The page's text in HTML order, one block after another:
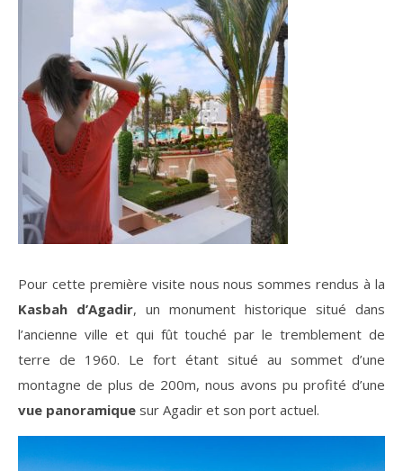
Pour cette première visite nous nous sommes rendus à la
Kasbah d’Agadir, un monument historique situé dans
l’ancienne ville et qui fût touché par le tremblement de
terre de 1960. Le fort étant situé au sommet d’une
montagne de plus de 200m, nous avons pu profité d’une
vue panoramique sur Agadir et son port actuel.